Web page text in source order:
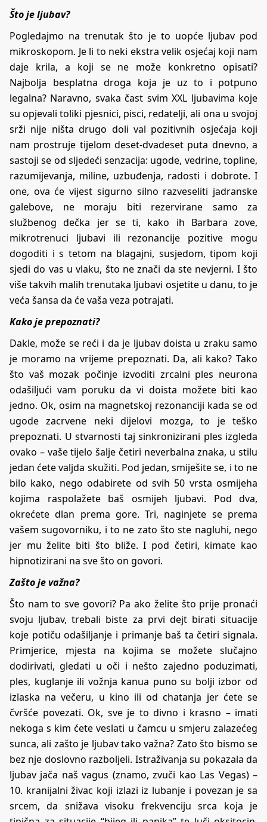
Što je ljubav?
Pogledajmo na trenutak što je to uopće ljubav pod
mikroskopom. Je li to neki ekstra velik osjećaj koji nam
daje krila, a koji se ne može konkretno opisati?
Najbolja besplatna droga koja je uz to i potpuno
legalna? Naravno, svaka čast svim XXL ljubavima koje
su opjevali toliki pjesnici, pisci, redatelji, ali ona u svojoj
srži nije ništa drugo doli val pozitivnih osjećaja koji
nam prostruje tijelom deset-dvadeset puta dnevno, a
sastoji se od sljedeći senzacija: ugode, vedrine, topline,
razumijevanja, miline, uzbuđenja, radosti i dobrote. I
one, ova će vijest sigurno silno razveseliti jadranske
galebove, ne moraju biti rezervirane samo za
službenog dečka jer se ti, kako ih Barbara zove,
mikrotrenuci ljubavi ili rezonancije pozitive mogu
dogoditi i s tetom na blagajni, susjedom, tipom koji
sjedi do vas u vlaku, što ne znači da ste nevjerni. I što
više takvih malih trenutaka ljubavi osjetite u danu, to je
veća šansa da će vaša veza potrajati.
Kako je prepoznati?
Dakle, može se reći i da je ljubav doista u zraku samo
je moramo na vrijeme prepoznati. Da, ali kako? Tako
što vaš mozak počinje izvoditi zrcalni ples neurona
odašiljući vam poruku da vi doista možete biti kao
jedno. Ok, osim na magnetskoj rezonanciji kada se od
ugode zacrvene neki dijelovi mozga, to je teško
prepoznati. U stvarnosti taj sinkronizirani ples izgleda
ovako – vaše tijelo šalje četiri neverbalna znaka, u stilu
jedan ćete valjda skužiti. Pod jedan, smiješite se, i to ne
bilo kako, nego odabirete od svih 50 vrsta osmijeha
kojima raspolažete baš osmijeh ljubavi. Pod dva,
okrećete dlan prema gore. Tri, naginjete se prema
vašem sugovorniku, i to ne zato što ste nagluhi, nego
jer mu želite biti što bliže. I pod četiri, kimate kao
hipnotizirani na sve što on govori.
Zašto je važna?
Što nam to sve govori? Pa ako želite što prije pronaći
svoju ljubav, trebali biste za prvi dejt birati situacije
koje potiču odašiljanje i primanje baš ta četiri signala.
Primjerice, mjesta na kojima se možete slučajno
dodirivati, gledati u oči i nešto zajedno poduzimati,
ples, kuglanje ili vožnja kanua puno su bolji izbor od
izlaska na večeru, u kino ili od chatanja jer ćete se
čvršće povezati. Ok, sve je to divno i krasno – imati
nekoga s kim ćete veslati u čamcu u smjeru zalazećeg
sunca, ali zašto je ljubav tako važna? Zato što bismo se
bez nje doslovno razboljeli. Istraživanja su pokazala da
ljubav jača naš vagus (znamo, zvuči kao Las Vegas) –
10. kranijalni živac koji izlazi iz lubanje i povezan je sa
srcem, da snižava visoku frekvenciju srca koja je